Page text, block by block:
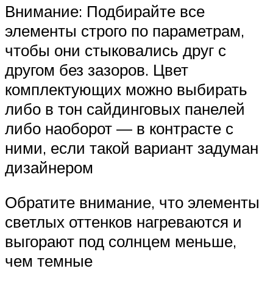
Внимание: Подбирайте все
элементы строго по параметрам,
чтобы они стыковались друг с
другом без зазоров. Цвет
комплектующих можно выбирать
либо в тон сайдинговых панелей
либо наоборот — в контрасте с
ними, если такой вариант задуман
дизайнером
Обратите внимание, что элементы
светлых оттенков нагреваются и
выгорают под солнцем меньше,
чем темные